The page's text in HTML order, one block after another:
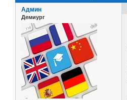
Админ
Демиург